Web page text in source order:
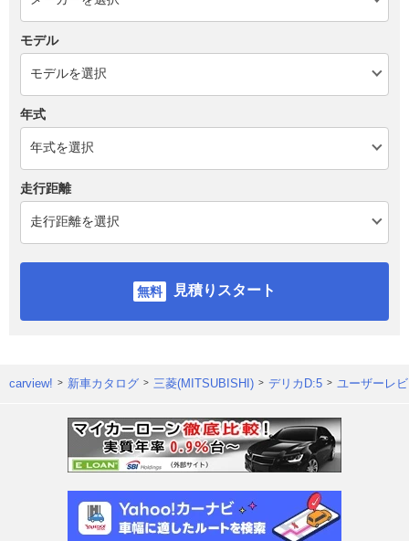
モデル
年式
走行距離
見積りスタート
carview! 新車カタログ 三菱(MITSUBISHI) デリカD:5 ユーザーレ